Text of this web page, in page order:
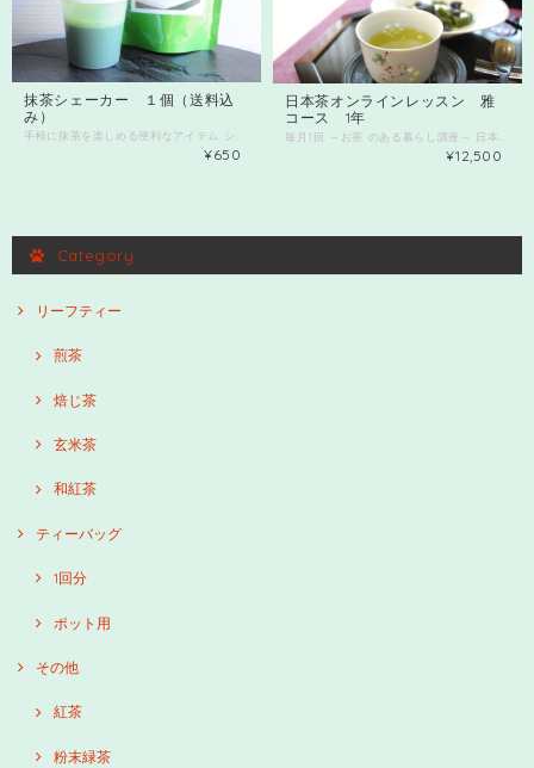
抹茶シェーカー １個（送料込
み）
手軽に抹茶を楽しめる便利なアイテム シェーカーミニボトルです。 サイズ高さ7.5センチ 底辺3.5センチ 蓋6センチ 本体￥３３０ 送料￥２９０（定形外） 複数ご購入、または他商品との組み合わせの場合、送料等変わる場合があります。 お問い合わせください。 抹茶好きにはたまらない抹茶シェーカーが登場しました！ 簡単に抹茶を混ぜることができるので、 おうちカフェやお持ち帰り用に最適です。 もちろん、ほうじ茶パウダー、和紅茶パウダーにも最適です。 振るだけでダマにならない抹茶が完成します。 手軽に本格的な抹茶を楽しめるので、 忙しい朝やお仕事中にもぴったりです。 抹茶シェーカーの開発には、抹茶愛好家たちの声を参考にしました。 抹茶の旨味や苦味を最大限に引き出すようにダマにならないように設計されています。 この抹茶シェーカーがあなたの抹茶タイムを一層充実させます。 心地よい時間を過ごすために、是非お試しくださいませ。 ※ご使用の前に取扱い説明書をよくお読みの上、適切にご使用ください。
¥650
日本茶オンラインレッスン 雅
コース 1年
¥12,500
Category
リーフティー
煎茶
焙じ茶
玄米茶
和紅茶
ティーバッグ
1回分
ポット用
その他
紅茶
粉末緑茶